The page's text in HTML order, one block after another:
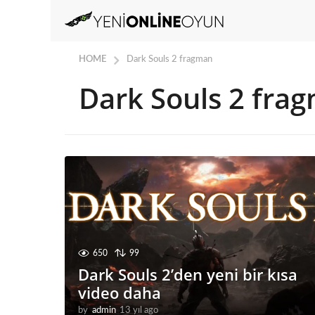
HOME Dark Souls 2 fragman
Dark Souls 2
650 99
Dark Souls 2’den yeni bir kısa
video daha
by admin 13 yıl ago